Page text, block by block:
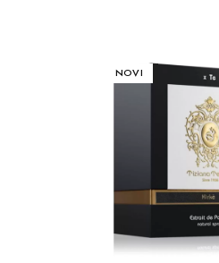
AKCIJA
NOVI